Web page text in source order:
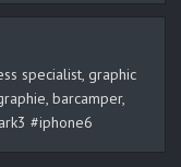
specialist, graphic
barcamper,
#iphone6